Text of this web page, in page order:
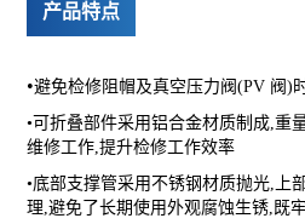
产品特点
•避免检修阻帽及真空压力阀(PV 阀)
•可折叠部件采用铝合金材质制成,重
维修工作,提升检修工作效率
•底部支撑管采用不锈钢材质抛光,上
理,避免了长期使用外观腐蚀生锈,既